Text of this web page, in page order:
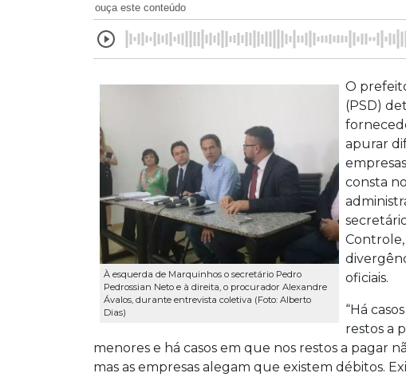
ouça este conteúdo
À esquerda de Marquinhos o secretário Pedro
Pedrossian Neto e à direita, o procurador Alexandre
Ávalos, durante entrevista coletiva (Foto: Alberto
Dias)
O
(PSD)
apurar
consta
Controle,
oficiais.
“Há
restos a
menores e há casos em que nos restos a pagar
mas as empresas alegam que existem débitos.